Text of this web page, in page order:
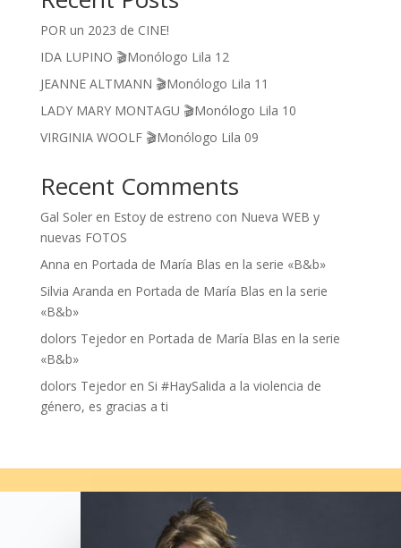
POR un 2023 de CINE!
IDA LUPINO 🎬Monólogo Lila 12
JEANNE ALTMANN 🎬Monólogo Lila 11
LADY MARY MONTAGU 🎬Monólogo Lila 10
VIRGINIA WOOLF 🎬Monólogo Lila 09
Recent Comments
Gal Soleren Estoy de estreno con Nueva WEB y
nuevas FOTOS
Anna en Portada de María Blas en la serie «B&b»
Silvia Aranda en Portada de María Blas en la serie
«B&b»
dolors Tejedoren Portada de María Blas en la serie
«B&b»
dolors Tejedoren Si #HaySalida a la violencia de
género, es gracias a ti